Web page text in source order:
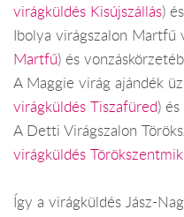
virágküldés Kisújszállás)
Ibolya virágszalon Martfű
Martfű) és
A Maggie virág ajándék
virágküldés Tiszafüred)
A Detti Virágszalon
virágküldés
Így a virágküldés Jász-